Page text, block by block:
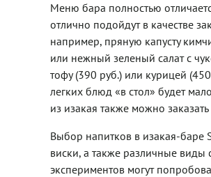
Меню бара полностью
отлично подойдут в качестве
например, пряную капусту
или нежный зеленый салат с
тофу (390 руб.) или курицей
легких блюд «в стол» будет
из изакая также можно
Выбор напитков в изакая-баре
виски, а также различные
экспериментов могут